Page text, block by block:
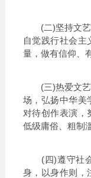
(二)坚持文艺
自觉践行社会主
量，做有信仰、
(三)热爱文艺
场，弘扬中华美
对待创作表演，
低级庸俗、粗制
(四)遵守社会
身，以身作则，